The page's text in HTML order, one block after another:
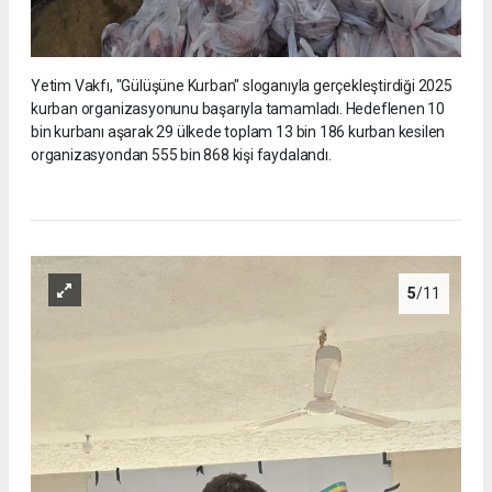
Yetim Vakfı, "Gülüşüne Kurban" sloganıyla gerçekleştirdiği 2025
kurban organizasyonunu başarıyla tamamladı. Hedeflenen 10
bin kurbanı aşarak 29 ülkede toplam 13 bin 186 kurban kesilen
organizasyondan 555 bin 868 kişi faydalandı.
5/11